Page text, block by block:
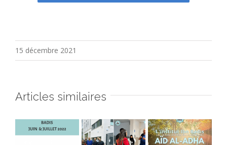
15 décembre 2021
Articles similaires